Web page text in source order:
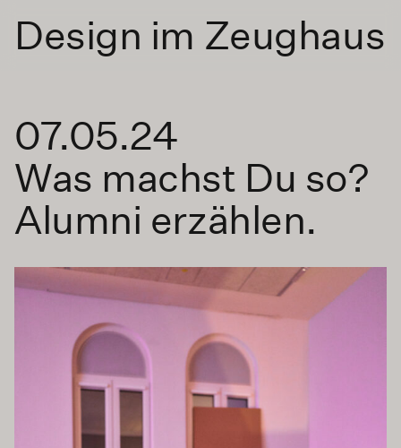
Design im Zeughaus
07.05.24
Was machst Du so?
Alumni erzählen.